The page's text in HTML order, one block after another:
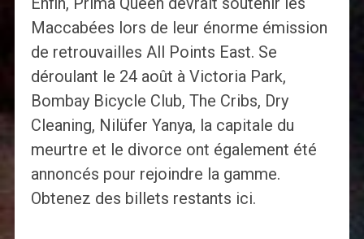
Maccabées lors de leur énorme émission
de retrouvailles All Points East. Se
déroulant le 24 août à Victoria Park,
Bombay Bicycle Club, The Cribs, Dry
Cleaning, Nilüfer Yanya, la capitale du
meurtre et le divorce ont également été
annoncés pour rejoindre la gamme.
Obtenez des billets restants ici.